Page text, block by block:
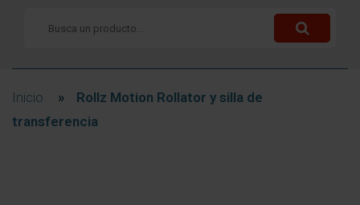
Sillas de ruedas
Carros de la compra
Inicio »
Rollz Motion Rollator y silla de
transferencia